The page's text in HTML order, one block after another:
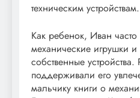
техническим устройствам.
Как ребенок, Иван
механические игрушки и
собственные устройства.
поддерживали его
мальчику книги о